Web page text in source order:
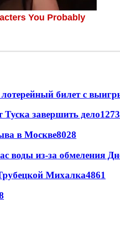
билет с
завершить дело
в Москве8028
воды из-за обмеления
Михалка4861